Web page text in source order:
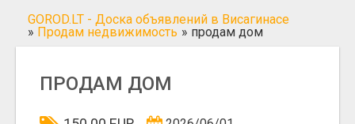
GOROD.LT - Доска объявлений в Висагинасе
» Продам недвижимость » продам дом
ПРОДАМ ДОМ